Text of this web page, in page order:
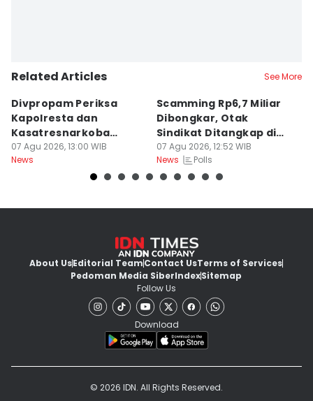
Related Articles See More
Divpropam Periksa
Kapolresta dan
Kasatresnarkoba
Banda Aceh, Ada Apa?
07 Agu 2026, 13:00 WIB
News
Scamming Rp6,7 Miliar
Dibongkar, Otak
Sindikat Ditangkap di
Medan
07 Agu 2026, 12:52 WIB
News
Polls
About UsEditorial TeamContact UsTerms of Services
Pedoman Media SiberIndexSitemap
Follow Us
Download
© 2026 IDN. All Rights Reserved.